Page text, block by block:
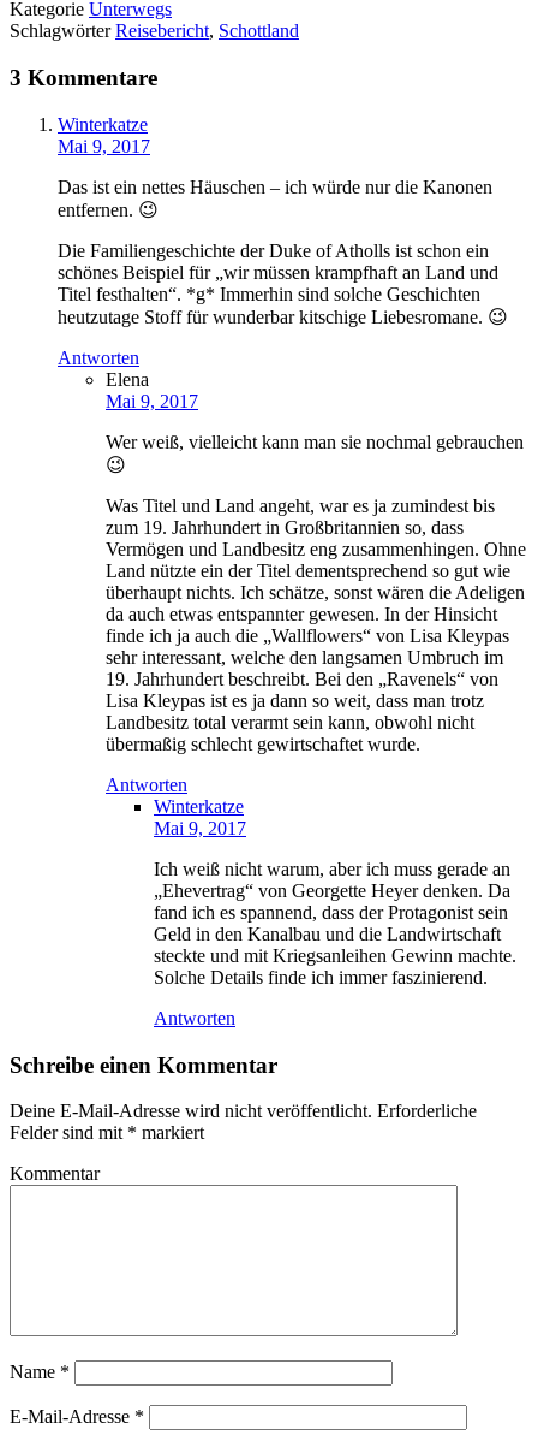
Kategorie Unterwegs
SchlagwörterReisebericht, Schottland
3 Kommentare
Winterkatze
Mai 9, 2017
Das ist ein nettes Häuschen – ich würde nur die Kanonen
entfernen. 😉
Die Familiengeschichte der Duke of Atholls ist schon ein
schönes Beispiel für „wir müssen krampfhaft an Land und
Titel festhalten“. *g* Immerhin sind solche Geschichten
heutzutage Stoff für wunderbar kitschige Liebesromane. 😉
Antworten
Elena
Mai 9, 2017
Wer weiß, vielleicht kann man sie nochmal gebrauchen
😉
Was Titel und Land angeht, war es ja zumindest bis
zum 19. Jahrhundert in Großbritannien so, dass
Vermögen und Landbesitz eng zusammenhingen. Ohne
Land nützte ein der Titel dementsprechend so gut wie
überhaupt nichts. Ich schätze, sonst wären die Adeligen
da auch etwas entspannter gewesen. In der Hinsicht
finde ich ja auch die „Wallflowers“ von Lisa Kleypas
sehr interessant, welche den langsamen Umbruch im
19. Jahrhundert beschreibt. Bei den „Ravenels“ von
Lisa Kleypas ist es ja dann so weit, dass man trotz
Landbesitz total verarmt sein kann, obwohl nicht
übermaßig schlecht gewirtschaftet wurde.
Antworten
Winterkatze
Mai 9, 2017
Ich weiß nicht warum, aber ich muss gerade an
„Ehevertrag“ von Georgette Heyer denken. Da
fand ich es spannend, dass der Protagonist sein
Geld in den Kanalbau und die Landwirtschaft
steckte und mit Kriegsanleihen Gewinn machte.
Solche Details finde ich immer faszinierend.
Antworten
Schreibe einen Kommentar
Deine E-Mail-Adresse wird nicht veröffentlicht. Erforderliche
Felder sind mit * markiert
Kommentar
Name *
E-Mail-Adresse *